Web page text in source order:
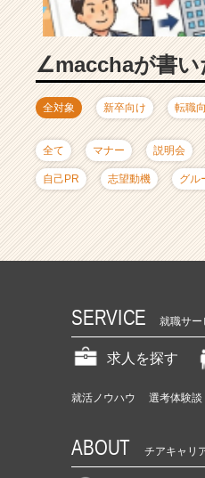
ト
チ
キ
ャ
リ
ア
（C
h
e
e
r）
∠macchaが書い
全対象 新卒向け 転職
全て マナー 説明会
自己PR 志望動機 グル
SERVICE 就職サー
求人を探す
就活ノウハウ 選考体験談
ABOUT チアキャリ